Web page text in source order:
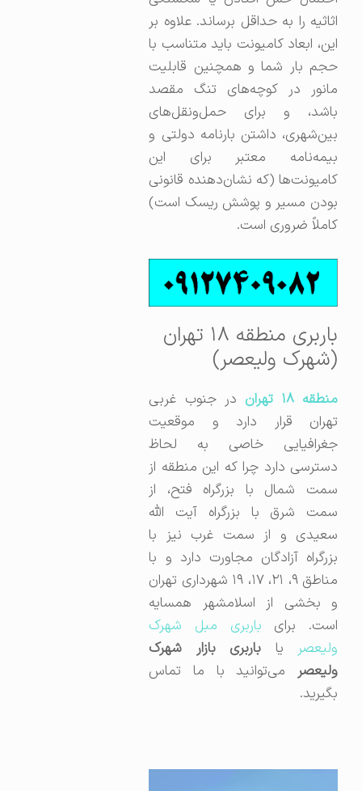
اثاثیه را به حداقل برساند. علاوه بر
این، ابعاد کامیونت باید متناسب با
حجم بار شما و همچنین قابلیت
مانور در کوچه‌های تنگ مقصد
باشد، و برای حمل‌ونقل‌های
بین‌شهری، داشتن بارنامه دولتی و
بیمه‌نامه معتبر برای این
کامیونت‌ها (که نشان‌دهنده قانونی
بودن مسیر و پوشش ریسک است)
کاملاً ضروری است.
باربری منطقه ۱۸ تهران
(شهرک ولیعصر)
منطقه ۱۸ تهران
در جنوب غربی
تهران قرار دارد و موقعیت
جغرافیایی خاصی به لحاظ
دسترسی دارد چرا که این منطقه از
سمت شمال با بزرگراه فتح، از
سمت شرق با بزرگراه آیت الله
سعیدی و از سمت غرب نیز با
بزرگراه آزادگان مجاورت دارد و با
مناطق ۹، ۲۱، ۱۷، ۱۹ شهرداری تهران
و بخشی از اسلامشهر همسایه
است.برایباربری مبل شهرک
ولیعصریا
باربری بازار شهرک
ولیعصر می‌توانید با ما تماس
بگیرید.